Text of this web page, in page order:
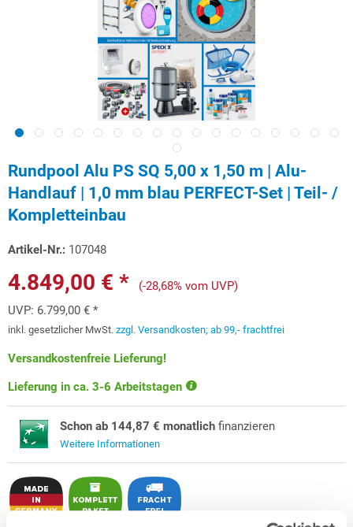
Rundpool Alu PS SQ 5,00 x 1,50 m | Alu-
Handlauf | 1,0 mm blau PERFECT-Set | Teil- /
Kompletteinbau
Artikel-Nr.: 107048
4.849,00 € *
(-28,68% vom UVP)
UVP: 6.799,00 € *
inkl. gesetzlicher MwSt. zzgl. Versandkosten; ab 99,- frachtfrei
Versandkostenfreie Lieferung!
Lieferung in ca. 3-6 Arbeitstagen
Schon ab 144,87 € monatlich finanzieren
Weitere Informationen